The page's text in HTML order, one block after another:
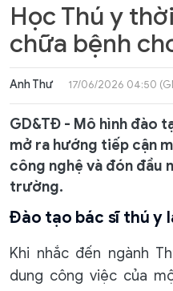
Học Thú y
chữa bệnh
Anh Thư 17/06/2026 04:50
GD&TĐ - Mô hình đào
mở ra hướng tiếp cận
công nghệ và đón đầu
trường.
Đào tạo bác sĩ thú y
Khi nhắc đến ngành
dung công việc của